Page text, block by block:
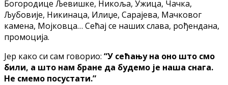
Богородице Љевишке, Никоља, Ужица, Чачка,
Љубовије, Никинаца, Илиџе, Сарајева, Мачковог
камена, Мојковца… Сећај се наших слава, рођендана,
промоција.
Јер како си сам говорио: “У сећању на оно што смо
били, а што нам бране да будемо је наша снага.
Не смемо посустати.”